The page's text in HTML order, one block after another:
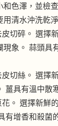
和色澤，並檢
用清水沖洗乾
切碎。 選擇
現象。 蒜頭具
切絲。 選擇
薑具有溫中散
花。 選擇新鮮
有增香和殺菌